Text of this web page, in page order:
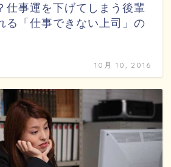
仕事運を下げてしまう後輩
る「仕事できない上司」の
10月 10, 2016